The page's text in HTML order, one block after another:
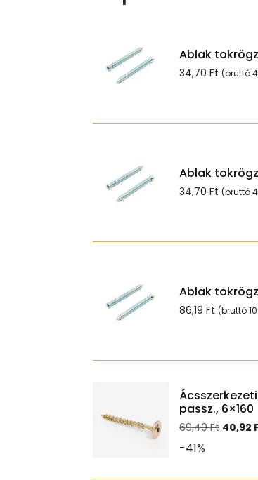
Ablak
34,70 Ft (bruttó
Ablak
34,70 Ft (bruttó
Ablak
86,19 Ft (bruttó
passz., 6×160
69,40Ft Original
40,92
-41%